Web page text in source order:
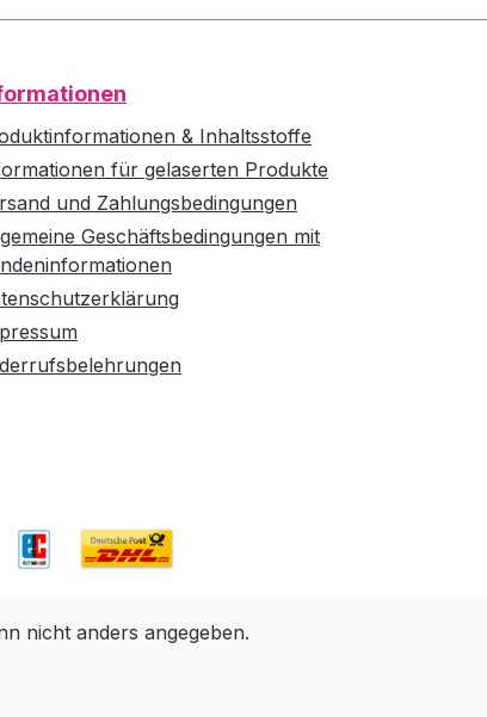
& Inhaltsstoffe
für gelaserten Produkte
und Zahlungsbedingungen
Geschäftsbedingungen mit
nicht anders angegeben.